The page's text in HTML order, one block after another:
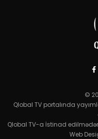
©
Qlobal TV portalında
Qlobal TV-a İstinad
Web